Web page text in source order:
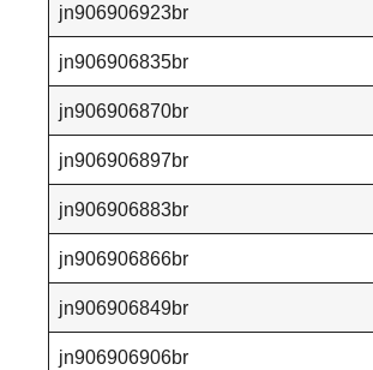
jn906906923br
jn906906835br
jn906906870br
jn906906897br
jn906906883br
jn906906866br
jn906906849br
jn906906906br